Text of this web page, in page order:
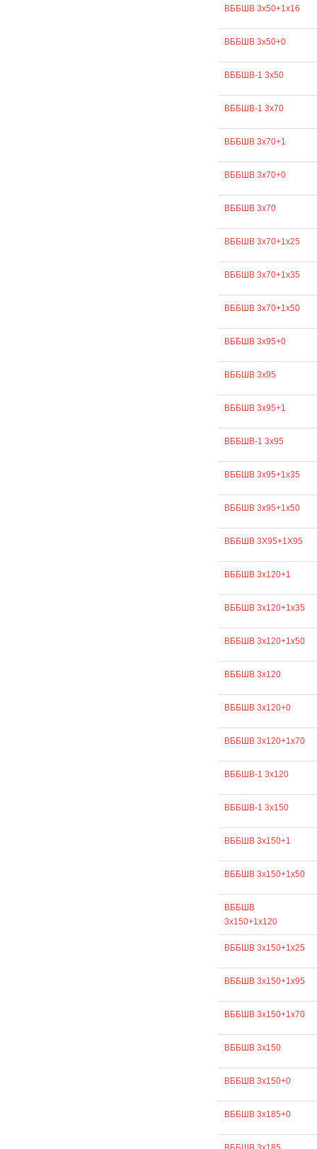
ВББШВ 3х50+1х16
ВББШВ 3х50+0
ВББШВ-1 3х50
ВББШВ-1 3х70
ВББШВ 3х70+1
ВББШВ 3х70+0
ВББШВ 3х70
ВББШВ 3х70+1х25
ВББШВ 3х70+1х35
ВББШВ 3х70+1х50
ВББШВ 3х95+0
ВББШВ 3х95
ВББШВ 3х95+1
ВББШВ-1 3х95
ВББШВ 3х95+1х35
ВББШВ 3х95+1х50
ВББШВ 3Х95+1Х95
ВББШВ 3х120+1
ВББШВ 3х120+1х35
ВББШВ 3х120+1х50
ВББШВ 3х120
ВББШВ 3х120+0
ВББШВ 3х120+1х70
ВББШВ-1 3х120
ВББШВ-1 3х150
ВББШВ 3х150+1
ВББШВ 3х150+1х50
ВББШВ
3х150+1х120
ВББШВ 3х150+1х25
ВББШВ 3х150+1х95
ВББШВ 3х150+1х70
ВББШВ 3х150
ВББШВ 3х150+0
ВББШВ 3х185+0